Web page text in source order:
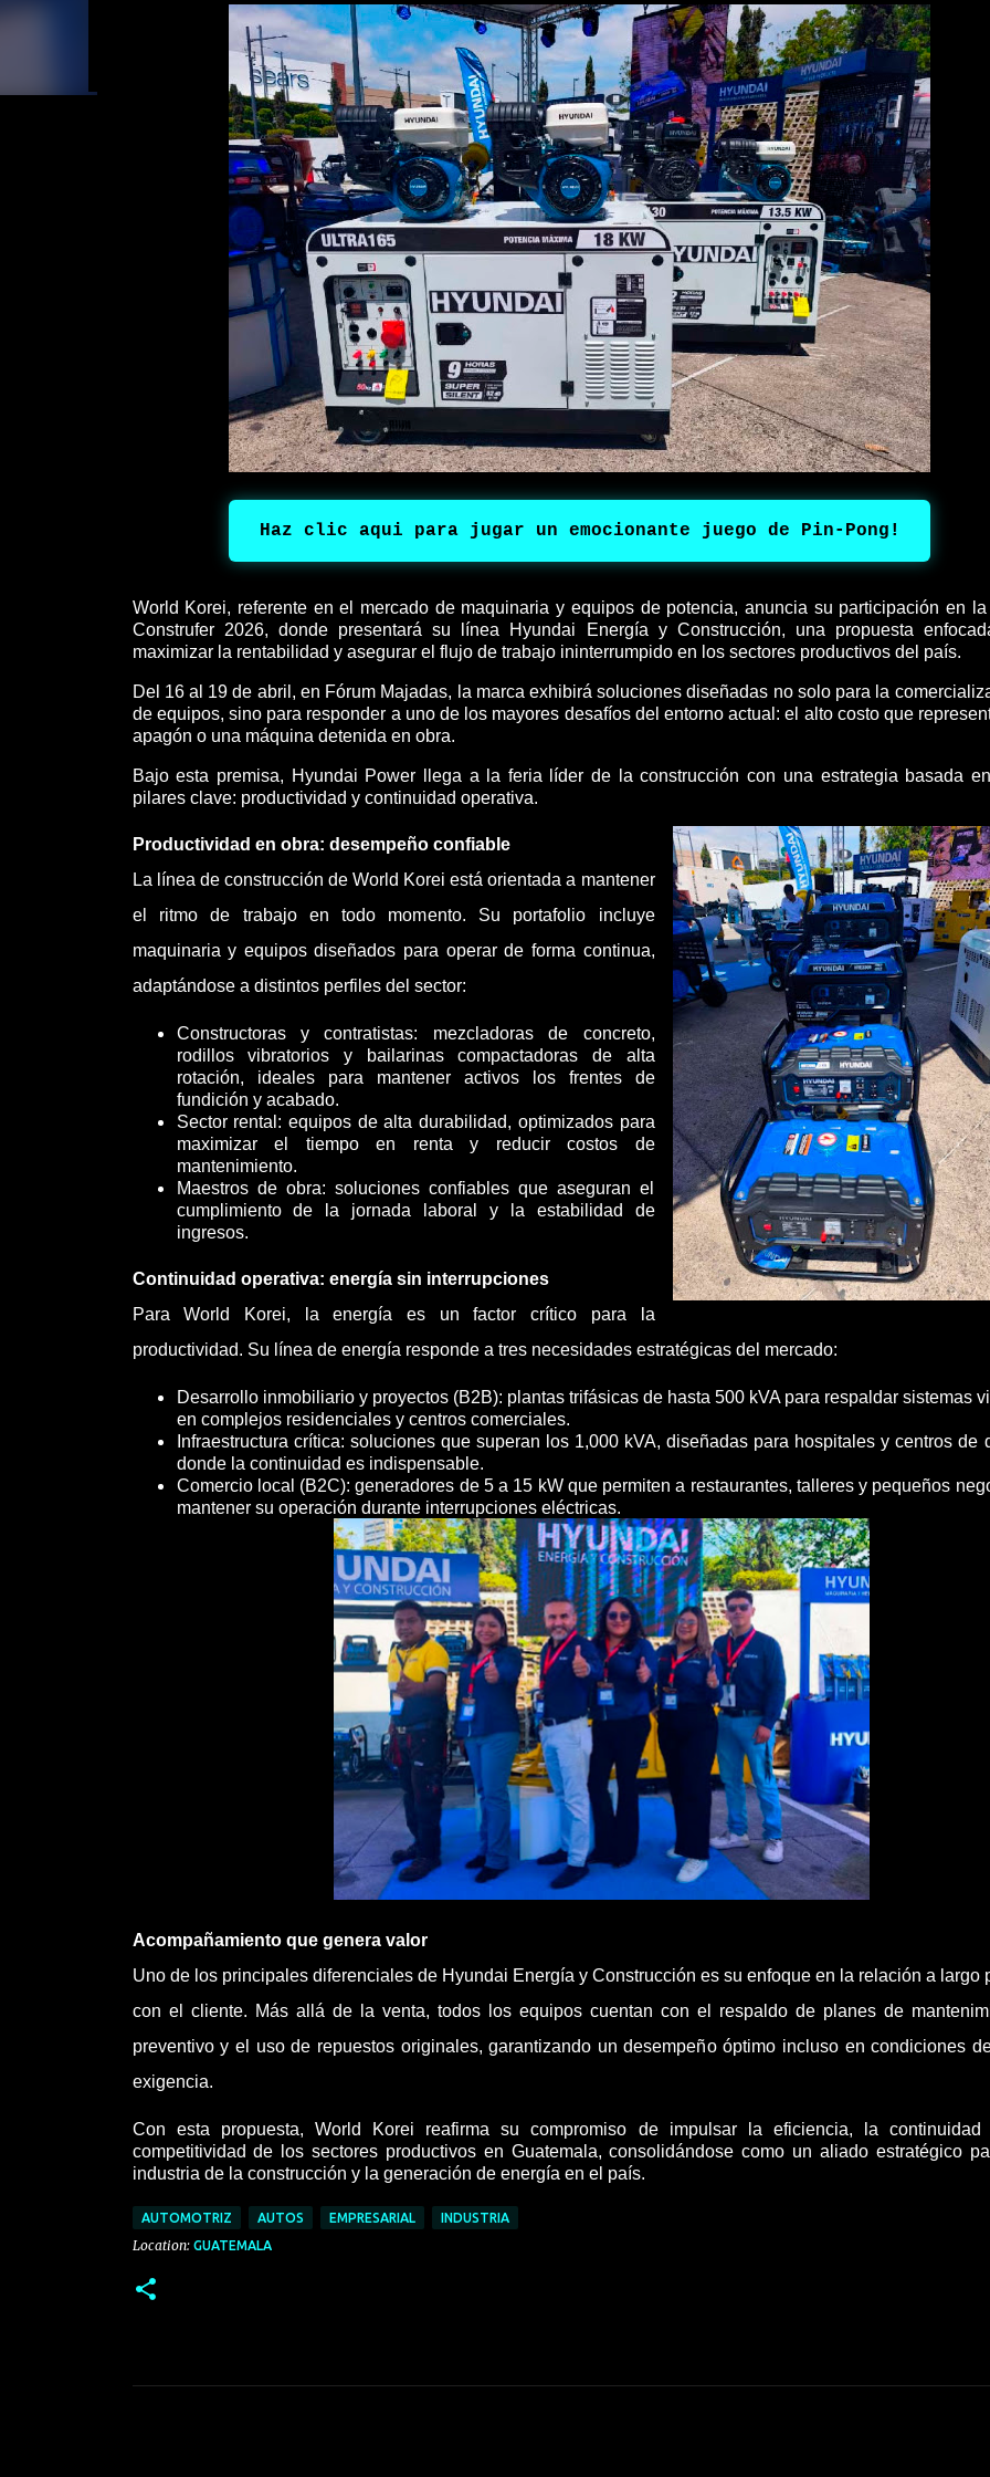
ubicación; simboliza el inicio de una nueva etapa de crecimiento, cercanía y servicio. Nuestro objetivo es
en el punto de referencia para empresarios, emprendedores y familias que buscan vehículos confiables y
comentó Herbert Villagrán, Jefe de Ventas, Roosevelt. Foton: Tecnología g...
Haz clic aqui para jugar un emocionante juego de Pin-Pong!
World Korei, referente en el mercado de maquinaria y equipos de potencia, anuncia su participación en la
Construfer 2026, donde presentará su línea Hyundai Energía y Construcción, una propuesta
maximizar la rentabilidad y asegurar el flujo de trabajo ininterrumpido en los sectores productivos del país.
Del 16 al 19 de abril, en Fórum Majadas, la marca exhibirá soluciones diseñadas no solo para la
de equipos, sino para responder a uno de los mayores desafíos del entorno actual: el alto costo que
apagón o una máquina detenida en obra.
Bajo esta premisa, Hyundai Power llega a la feria líder de la construcción con una estrategia basada
pilares clave: productividad y continuidad operativa.
Productividad en obra: desempeño confiable
La línea de construcción de World Korei está orientada a mantener
el ritmo de trabajo en todo momento. Su portafolio incluye
maquinaria y equipos diseñados para operar de forma continua,
adaptándose a distintos perfiles del sector:
Constructoras y contratistas: mezcladoras de concreto,
rodillos vibratorios y bailarinas compactadoras de alta
rotación, ideales para mantener activos los frentes de
fundición y acabado.
Sector rental: equipos de alta durabilidad, optimizados para
maximizar el tiempo en renta y reducir costos de
mantenimiento.
Maestros de obra: soluciones confiables que aseguran el
cumplimiento de la jornada laboral y la estabilidad de
ingresos.
Continuidad operativa: energía sin interrupciones
Para World Korei, la energía es un factor crítico para la
productividad. Su línea de energía responde a tres necesidades estratégicas del mercado:
Desarrollo inmobiliario y proyectos (B2B): plantas trifásicas de hasta 500 kVA para respaldar sistemas
en complejos residenciales y centros comerciales.
Infraestructura crítica: soluciones que superan los 1,000 kVA, diseñadas para hospitales y centros de
donde la continuidad es indispensable.
Comercio local (B2C): generadores de 5 a 15 kW que permiten a restaurantes, talleres y pequeños
mantener su operación durante interrupciones eléctricas.
Acompañamiento que genera valor
Uno de los principales diferenciales de Hyundai Energía y Construcción es su enfoque en la relación a largo
con el cliente. Más allá de la venta, todos los equipos cuentan con el respaldo de planes de
preventivo y el uso de repuestos originales, garantizando un desempeño óptimo incluso en condiciones
exigencia.
Con esta propuesta, World Korei reafirma su compromiso de impulsar la eficiencia, la
competitividad de los sectores productivos en Guatemala, consolidándose como un aliado estratégico
industria de la construcción y la generación de energía en el país.
AUTOMOTRIZ AUTOS EMPRESARIAL INDUSTRIA
Location: GUATEMALA